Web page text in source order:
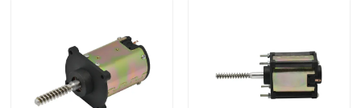
Kwaliteitscontrole